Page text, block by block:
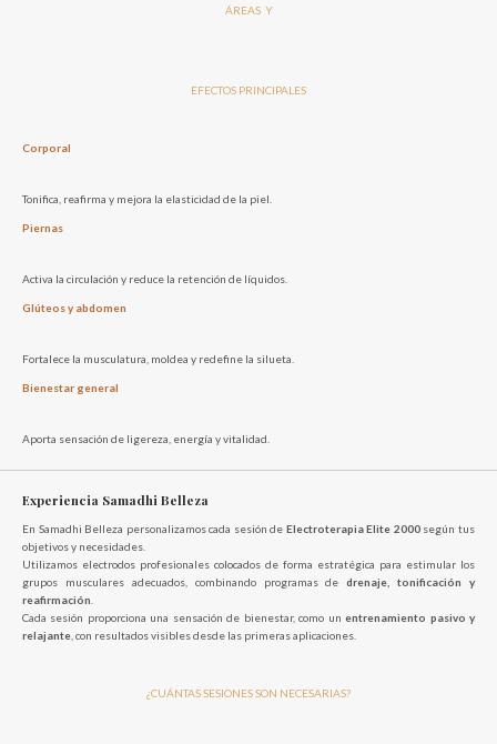
ÁREAS Y
EFECTOS PRINCIPALES
Corporal
Tonifica, reafirma y mejora la elasticidad de la piel.
Piernas
Activa la circulación y reduce la retención de líquidos.
Glúteos y abdomen
Fortalece la musculatura, moldea y redefine la silueta.
Bienestar general
Aporta sensación de ligereza, energía y vitalidad.
Experiencia Samadhi Belleza
En Samadhi Belleza personalizamos cada sesión de Electroterapia Elite 2000según tus
objetivos y necesidades.
Utilizamos electrodos profesionales colocados de forma estratégica para estimular los
grupos musculares adecuados, combinando programas dedrenaje, tonificación y
reafirmación
Cada sesión proporciona una sensación de bienestar, como unentrenamiento pasivo y
relajante , con resultados visibles desde las primeras aplicaciones.
¿CUÁNTAS SESIONES SON NECESARIAS?